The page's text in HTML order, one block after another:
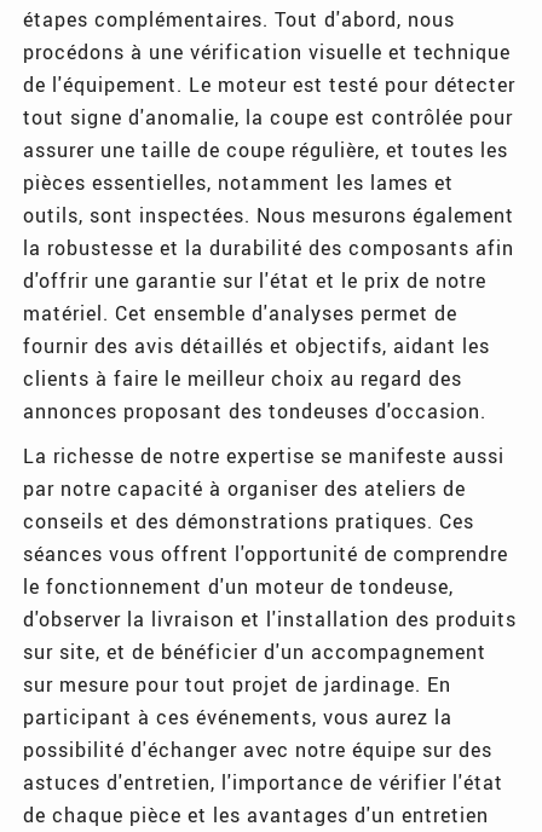
étapes complémentaires. Tout d'abord, nous
procédons à une vérification visuelle et technique
de l'équipement. Le moteur est testé pour détecter
tout signe d'anomalie, la coupe est contrôlée pour
assurer une taille de coupe régulière, et toutes les
pièces essentielles, notamment les lames et
outils, sont inspectées. Nous mesurons également
la robustesse et la durabilité des composants afin
d'offrir une garantie sur l'état et le prix de notre
matériel. Cet ensemble d'analyses permet de
fournir des avis détaillés et objectifs, aidant les
clients à faire le meilleur choix au regard des
annonces proposant des tondeuses d'occasion.
La richesse de notre expertise se manifeste aussi
par notre capacité à organiser des ateliers de
conseils et des démonstrations pratiques. Ces
séances vous offrent l'opportunité de comprendre
le fonctionnement d'un moteur de tondeuse,
d'observer la livraison et l'installation des produits
sur site, et de bénéficier d'un accompagnement
sur mesure pour tout projet de jardinage. En
participant à ces événements, vous aurez la
possibilité d'échanger avec notre équipe sur des
astuces d'entretien, l'importance de vérifier l'état
de chaque pièce et les avantages d'un entretien